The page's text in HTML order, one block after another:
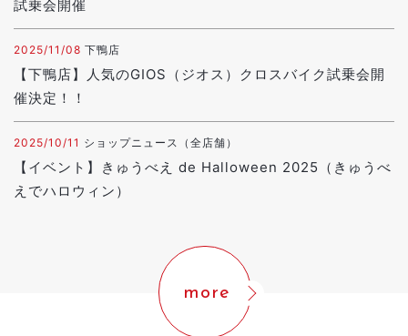
試乗会開催
2025/11/08 下鴨店
【下鴨店】人気のGIOS（ジオス）クロスバイク試乗会開
催決定！！
2025/10/11 ショップニュース（全店舗）
【イベント】きゅうべえ de Halloween 2025（きゅうべ
えでハロウィン）
more